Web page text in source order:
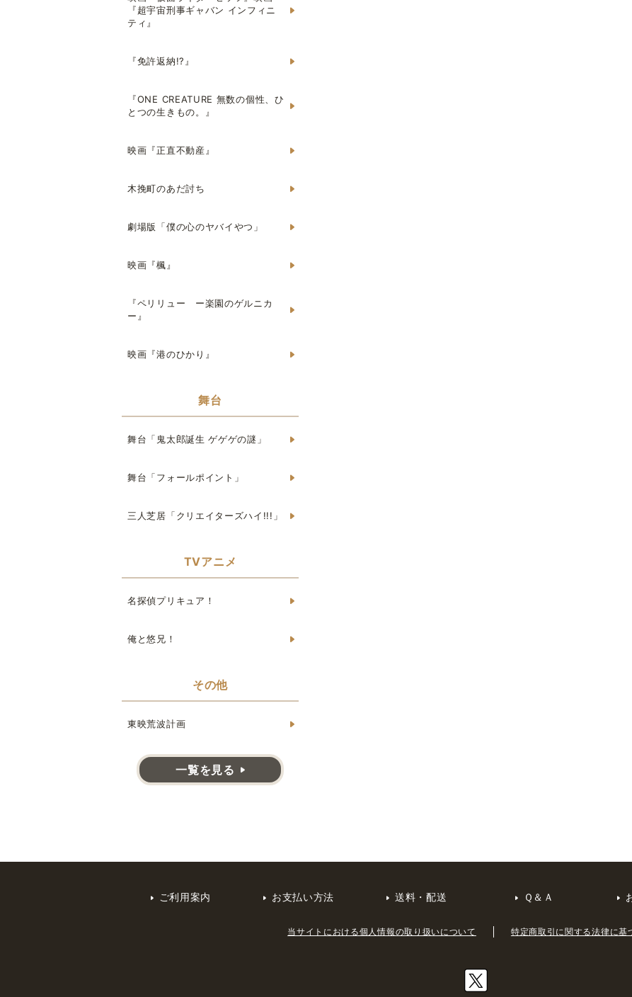
『超宇宙刑事ギャバン インフィニ
ティ』
『免許返納!?』
『ONE CREATURE 無数の個性、ひ
とつの生きもの。』
映画『正直不動産』
木挽町のあだ討ち
劇場版「僕の心のヤバイやつ」
映画『楓』
『ペリリュー ー楽園のゲルニカ
ー』
映画『港のひかり』
舞台
舞台「鬼太郎誕生 ゲゲゲの謎」
舞台「フォールポイント」
三人芝居「クリエイターズハイ!!!」
TVアニメ
名探偵プリキュア！
俺と悠兄！
その他
東映荒波計画
一覧を見る
ご利用案内 お支払い方法 送料・配送 Ｑ＆Ａ
当サイトにおける個人情報の取り扱いについて 特定商取引に関する法律に基